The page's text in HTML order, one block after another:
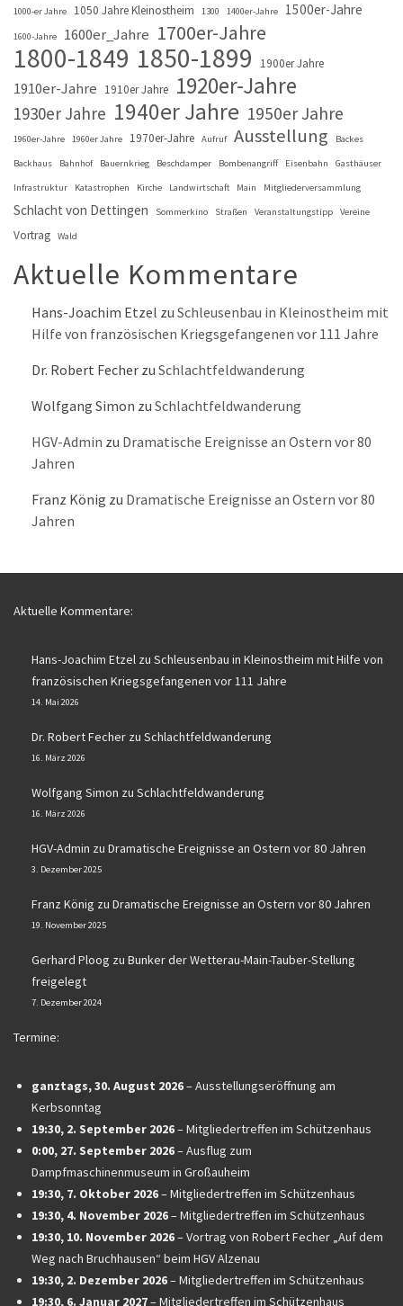
1000-er Jahre 1050 Jahre Kleinostheim 1300 1400er-Jahre 1500er-Jahre
1600-Jahre 1600er_Jahre 1700er-Jahre
1800-1849 1850-1899 1900er Jahre
1910er-Jahre 1910er Jahre 1920er-Jahre
1930er Jahre 1940er Jahre 1950er Jahre
1960er-Jahre 1960er Jahre 1970er-Jahre Aufruf Ausstellung Backes
Backhaus Bahnhof Bauernkrieg Beschdamper Bombenangriff Eisenbahn Gasthäuser
Infrastruktur Katastrophen Kirche Landwirtschaft Main Mitgliederversammlung
Schlacht von Dettingen Sommerkino Straßen Veranstaltungstipp Vereine
Vortrag Wald
Aktuelle Kommentare
Hans-Joachim Etzel zu Schleusenbau in Kleinostheim mit
Hilfe von französischen Kriegsgefangenen vor 111 Jahre
Dr. Robert Fecher zu Schlachtfeldwanderung
Wolfgang Simon zu Schlachtfeldwanderung
HGV-Admin zu Dramatische Ereignisse an Ostern vor 80
Jahren
Franz König zu Dramatische Ereignisse an Ostern vor 80
Jahren
Aktuelle Kommentare:
Hans-Joachim Etzel zu Schleusenbau in Kleinostheim mit Hilfe von
französischen Kriegsgefangenen vor 111 Jahre
14. Mai 2026
Dr. Robert Fecher zu Schlachtfeldwanderung
16. März 2026
Wolfgang Simon zu Schlachtfeldwanderung
16. März 2026
HGV-Admin zu Dramatische Ereignisse an Ostern vor 80 Jahren
3. Dezember 2025
Franz König zu Dramatische Ereignisse an Ostern vor 80 Jahren
19. November 2025
Gerhard Ploog zu Bunker der Wetterau-Main-Tauber-Stellung
freigelegt
7. Dezember 2024
Termine:
ganztags,30. August 2026–Ausstellungseröffnung am
Kerbsonntag
19:30, 2. September 2026–Mitgliedertreffen im Schützenhaus
0:00, 27. September 2026–Ausflug zum
Dampfmaschinenmuseum in Großauheim
19:30, 7. Oktober 2026–Mitgliedertreffen im Schützenhaus
19:30, 4. November 2026–Mitgliedertreffen im Schützenhaus
19:30, 10. November 2026–Vortrag von Robert Fecher „Auf dem
Weg nach Bruchhausen“ beim HGV Alzenau
19:30, 2. Dezember 2026–Mitgliedertreffen im Schützenhaus
19:30, 6. Januar 2027–Mitgliedertreffen im Schützenhaus